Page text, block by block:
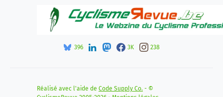
396 3K 238
Réalisé avec l'aide de Code Supply Co. - ©